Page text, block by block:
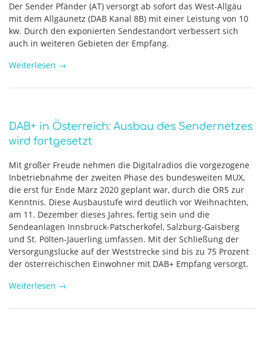
Der Sender Pfänder (AT) versorgt ab sofort das West-Allgäu
mit dem Allgäunetz (DAB Kanal 8B) mit einer Leistung von 10
kw. Durch den exponierten Sendestandort verbessert sich
auch in weiteren Gebieten der Empfang.
Weiterlesen →
DAB+ in Österreich: Ausbau des Sendernetzes
wird fortgesetzt
Mit großer Freude nehmen die Digitalradios die vorgezogene
Inbetriebnahme der zweiten Phase des bundesweiten MUX,
die erst für Ende März 2020 geplant war, durch die ORS zur
Kenntnis. Diese Ausbaustufe wird deutlich vor Weihnachten,
am 11. Dezember dieses Jahres, fertig sein und die
Sendeanlagen Innsbruck-Patscherkofel, Salzburg-Gaisberg
und St. Pölten-Jauerling umfassen. Mit der Schließung der
Versorgungslücke auf der Weststrecke sind bis zu 75 Prozent
der österreichischen Einwohner mit DAB+ Empfang versorgt.
Weiterlesen →